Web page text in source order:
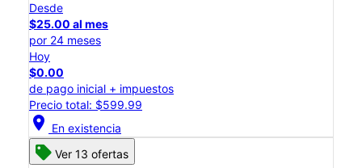
Desde
$25.00 al mes
por 24 meses
Hoy
$0.00
de pago inicial + impuestos
Precio total: $599.99
location_on En existencia
Ver 13 ofertas